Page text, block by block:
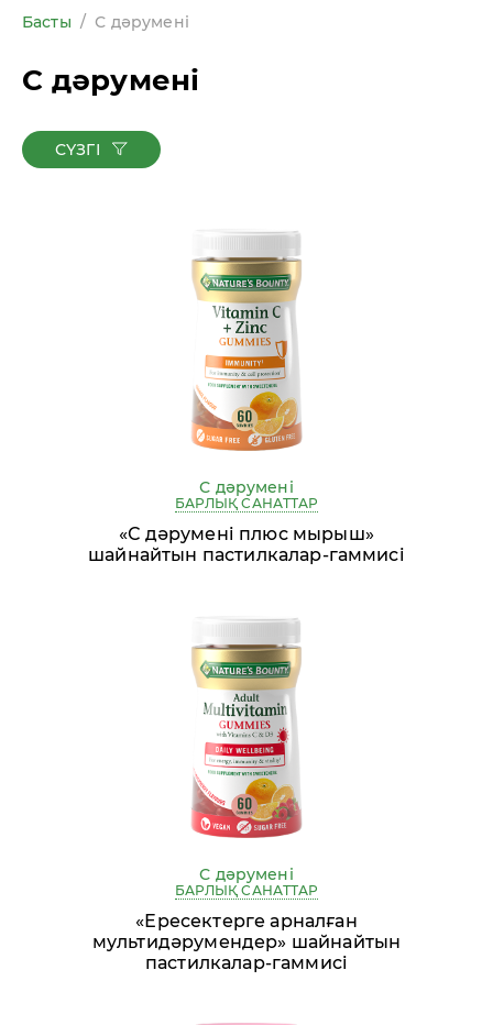
Басты / С дәрумені
С дәрумені
СҮЗГІ
С дәрумені
БАРЛЫҚ САНАТТАР
«С дәрумені плюс мырыш»
шайнайтын пастилкалар-гаммисі
С дәрумені
БАРЛЫҚ САНАТТАР
«Ересектерге арналған
мультидәрумендер» шайнайтын
пастилкалар-гаммисі